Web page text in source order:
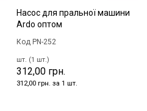
Насос для пральної машини
Ardo оптом
Код PN-252
шт. (1 шт.)
312,00 грн.
312,00 грн. за 1 шт.